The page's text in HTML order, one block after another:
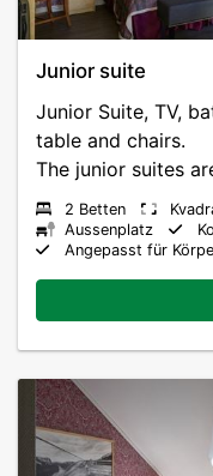
Junior suite
Junior Suite, TV,
table and chairs.
The junior suites
2 Betten
Aussenplatz
Angepasst für